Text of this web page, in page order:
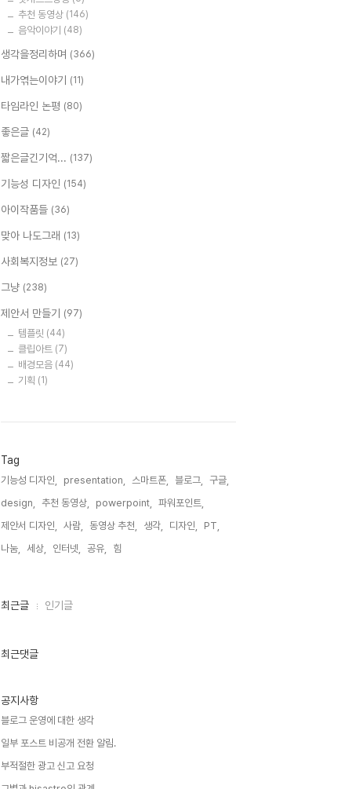
추천 동영상 (146)
음악이야기 (48)
생각을정리하며 (366)
내가엮는이야기 (11)
타임라인 논평 (80)
좋은글 (42)
짧은글긴기억... (137)
기능성 디자인 (154)
아이작품들 (36)
맞아 나도그래 (13)
사회복지정보 (27)
그냥 (238)
제안서 만들기 (97)
템플릿 (44)
클립아트 (7)
배경모음 (44)
기획 (1)
Tag
기능성 디자인, presentation, 스마트폰, 블로그,
구글,
design,
추천 동영상, powerpoint,
파워포인트,
제안서 디자인,
사람, 동영상 추천, 생각, 디자인,
PT,
나눔,
세상, 인터넷, 공유, 힘,
최
인
최근글 인기글
최근댓글
공지사항
블로그 운영에 대한 생각
일부 포스트 비공개 전환 알림.
부적절한 광고 신고 요청